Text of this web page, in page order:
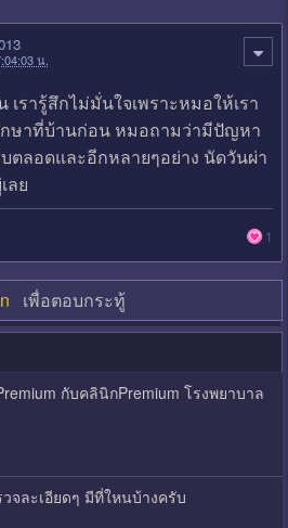
น.
เรารู้สึกไม่มั่นใจเพราะหมอให้เรา
กษาที่บ้านก่อน หมอถามว่ามีปัญหา
ตลอดและอีกหลายๆอย่าง นัดวันผ่า
ลย
1
เพื่อตอบกระทู้
กับคลินิกPremium โรงพยาบาล
จละเอียดๆ มีที่ใหนบ้างครับ